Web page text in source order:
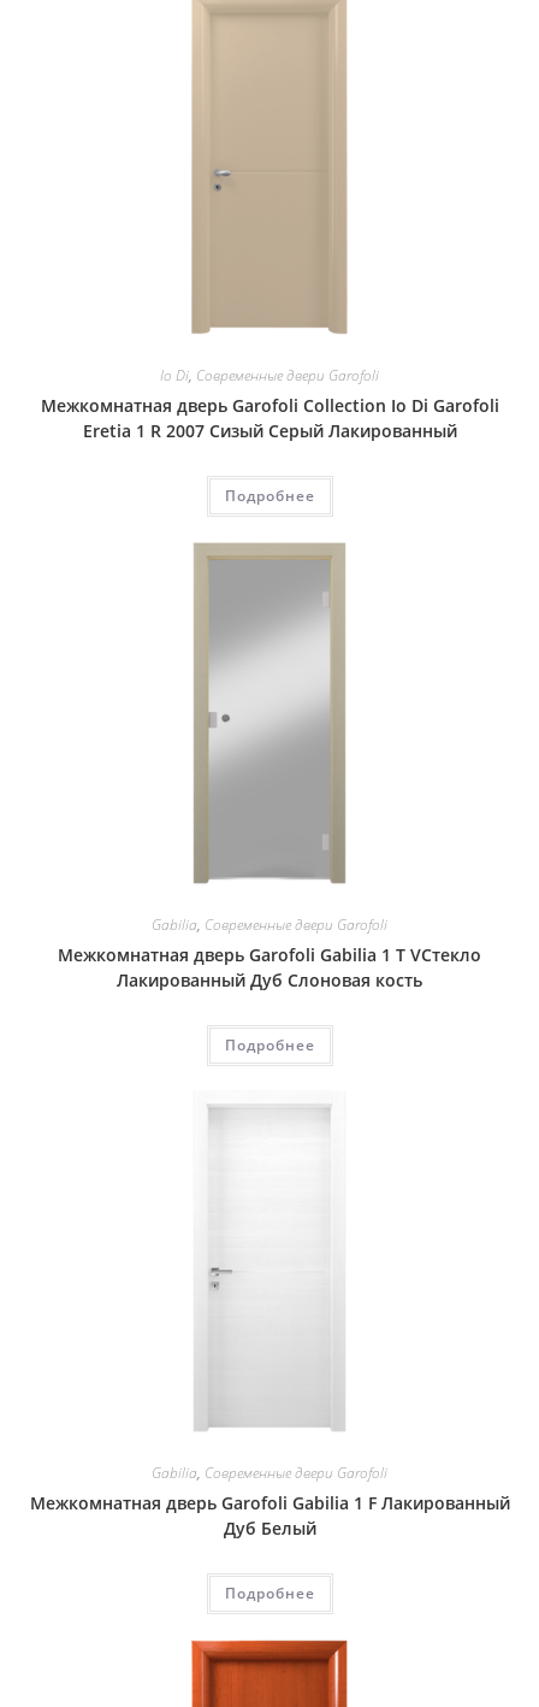
Io Di, Современные двери Garofoli
Межкомнатная дверь Garofoli Collection Io Di Garofoli
Eretia 1 R 2007 Сизый Серый Лакированный
Подробнее
Gabilia, Современные двери Garofoli
Межкомнатная дверь Garofoli Gabilia 1 T VСтекло
Лакированный Дуб Слоновая кость
Подробнее
Gabilia, Современные двери Garofoli
Межкомнатная дверь Garofoli Gabilia 1 F Лакированный
Дуб Белый
Подробнее